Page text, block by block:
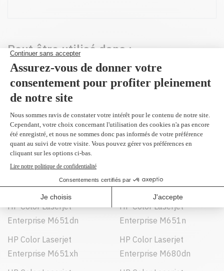
Peut être utilisé dans :
HP Color Laserjet
CM4540 MFP
HP Color Laserjet
CM4540f MFP
CM4540fskm MFP
CP4025dn
HP Color LaserJet
CP4025n
HP Color LaserJet
CP4525n
CP4525xh
HP Color Laserjet
Enterprise M651dn
HP Color Laserjet
Enterprise M651n
HP Color Laserjet
Enterprise M651xh
HP Color Laserjet
Enterprise M680dn